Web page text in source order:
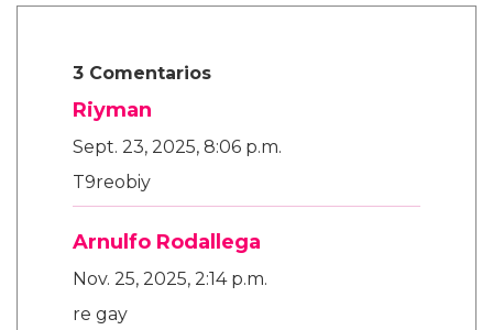
3 Comentarios
Riyman
Sept. 23, 2025, 8:06 p.m.
T9reobiy
Arnulfo Rodallega
Nov. 25, 2025, 2:14 p.m.
re gay